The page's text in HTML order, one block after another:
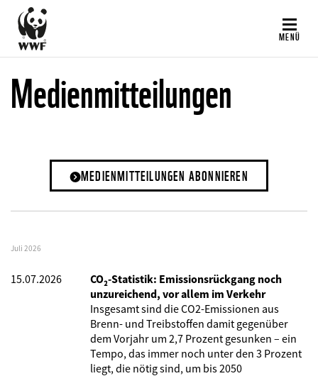
Direkt
zum
Inhalt
MENÜ
Medienmitteilungen
MEDIENMITTEILUNGEN ABONNIEREN
Juli 2026
15.07.2026
CO₂-Statistik: Emissionsrückgang noch
unzureichend, vor allem im Verkehr
Insgesamt sind die CO2-Emissionen aus
Brenn- und Treibstoffen damit gegenüber
dem Vorjahr um 2,7 Prozent gesunken – ein
Tempo, das immer noch unter den 3 Prozent
liegt, die nötig sind, um bis 2050